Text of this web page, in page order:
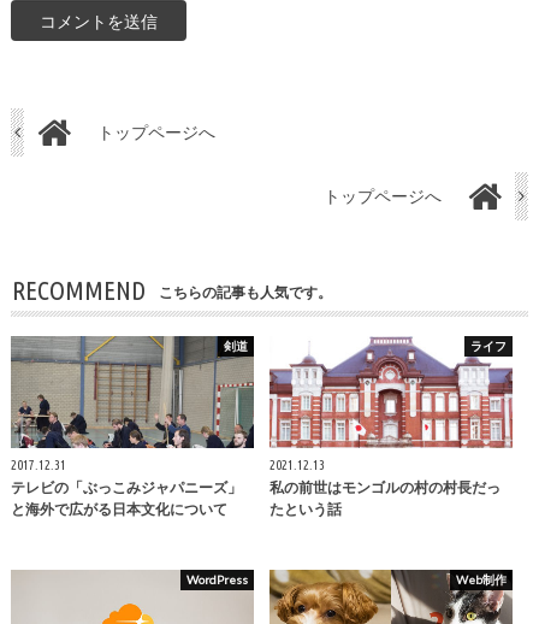
トップページへ
トップページへ
RECOMMEND こちらの記事も人気です。
剣道
2017.12.31
テレビの「ぶっこみジャパニーズ」
と海外で広がる日本文化について
ライフ
2021.12.13
私の前世はモンゴルの村の村長だっ
たという話
WordPress Web制作